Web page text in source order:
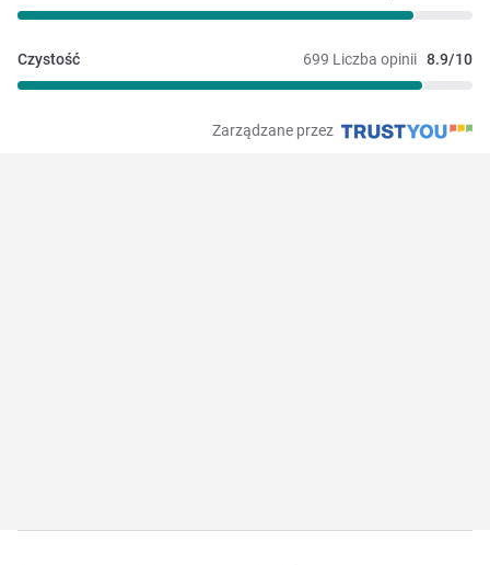
699 Liczba opinii 8.9/10
Czystość
Zarządzane przez